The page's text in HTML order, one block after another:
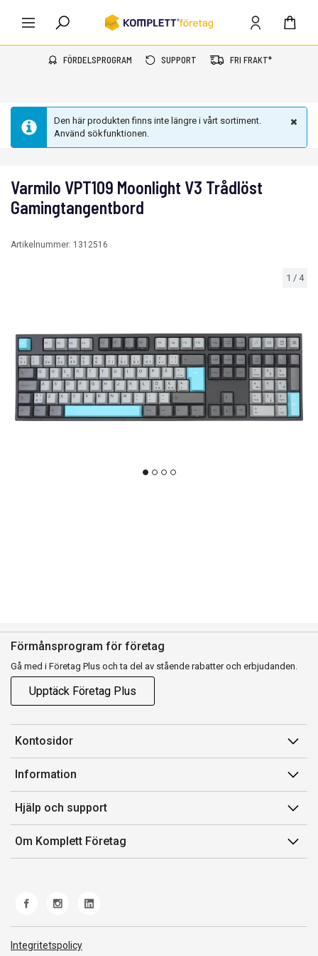
FÖRDELSPROGRAM SUPPORT FRI FRAKT*
Den här produkten finns inte längre i vårt sortiment.
Använd sökfunktionen.
1 / 4
Varmilo VPT109 Moonlight V3 Trådlöst
Gamingtangentbord
Artikelnummer: 1312516
Förmånsprogram för företag
Gå med i Företag Plus och ta del av stående rabatter och erbjudanden.
Upptäck Företag Plus
Kontosidor
Mina sidor
Orderhistorik
Fakturor & Kvitton
Inköpslistor
Information
Försäljningsvillkor
Villkor för Komplett Företag Plus
Felsökning & guider
Hjälp och support
Kontakta oss
Kundservice
Frakt och leverans
Om Komplett Företag
Integritetspolicy